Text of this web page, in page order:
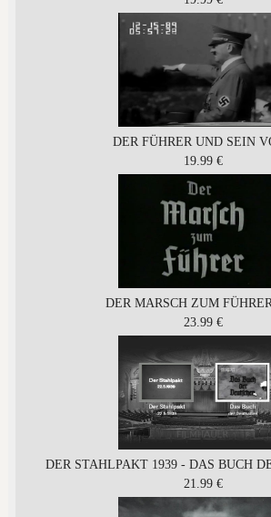
DER FÜHRER UND SEIN
19.99 €
DER MARSCH ZUM
23.99 €
DER STAHLPAKT 1939 - DAS BUCH
21.99 €